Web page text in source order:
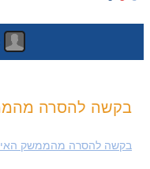
בקשה להסרה
בקשה להסרה מהממשק